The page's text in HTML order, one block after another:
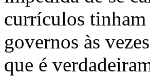
currículos tinham
governos às
que é